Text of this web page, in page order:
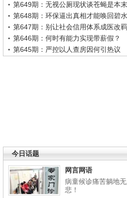
第649期：无视公厕现状谈苍蝇是本
第648期：环保逼出真相才能唤回碧
第647期：别让社会信用体系成医改
第646期：何时有能力实现带薪假？
第645期：严控以人查房因何引热议
今日话题
网言网语
病童候诊痛苦躺地无
悲！